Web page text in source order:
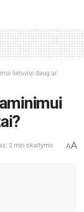
lietuviui daug ar
2 min skaitymo AA